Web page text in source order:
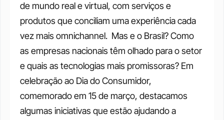
de mundo real e virtual, com serviços e
produtos que conciliam uma experiência cada
vez mais omnichannel. Mas e o Brasil? Como
as empresas nacionais têm olhado para o setor
e quais as tecnologias mais promissoras? Em
celebração ao Dia do Consumidor,
comemorado em 15 de março, destacamos
algumas iniciativas que estão ajudando a